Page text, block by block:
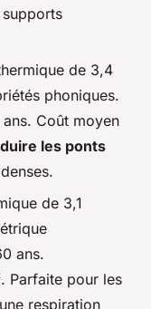
de 3,4
phoniques.
Coût moyen
les ponts
de 3,1
ans.
Parfaite pour les
respiration